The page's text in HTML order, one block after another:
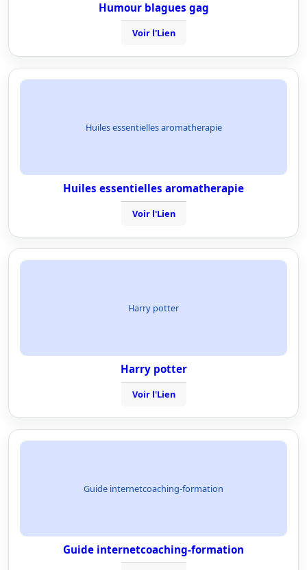
Humour blagues gag
Voir l'Lien
Huiles essentielles aromatherapie
Huiles essentielles aromatherapie
Voir l'Lien
Harry potter
Harry potter
Voir l'Lien
Guide internetcoaching-formation
Guide internetcoaching-formation